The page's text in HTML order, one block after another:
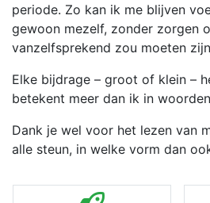
periode. Zo kan ik me blijven
gewoon mezelf, zonder zorgen
vanzelfsprekend zou moeten
Elke bijdrage – groot of klein –
betekent meer dan ik in
Dank je wel voor het lezen van
alle steun, in welke vorm dan